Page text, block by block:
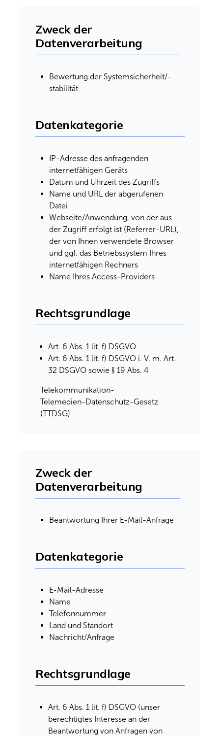
Zweck der
Datenverarbeitung
Bewertung der Systemsicherheit/-
stabilität
Datenkategorie
IP-Adresse des anfragenden
internetfähigen Geräts
Datum und Uhrzeit des Zugriffs
Name und URL der abgerufenen
Datei
Webseite/Anwendung, von der aus
der Zugriff erfolgt ist (Referrer-URL),
der von Ihnen verwendete Browser
und ggf. das Betriebssystem Ihres
internetfähigen Rechners
Name Ihres Access-Providers
Rechtsgrundlage
Art. 6 Abs. 1 lit. f) DSGVO
Art. 6 Abs. 1 lit. f) DSGVO i. V. m. Art.
32 DSGVO sowie § 19 Abs. 4
Telekommunikation-
Telemedien-Datenschutz-Gesetz
(TTDSG)
Zweck der
Datenverarbeitung
Beantwortung Ihrer E-Mail-Anfrage
Datenkategorie
E-Mail-Adresse
Name
Telefonnummer
Land und Standort
Nachricht/Anfrage
Rechtsgrundlage
Art. 6 Abs. 1 lit. f) DSGVO (unser
berechtigtes Interesse an der
Beantwortung von Anfragen von